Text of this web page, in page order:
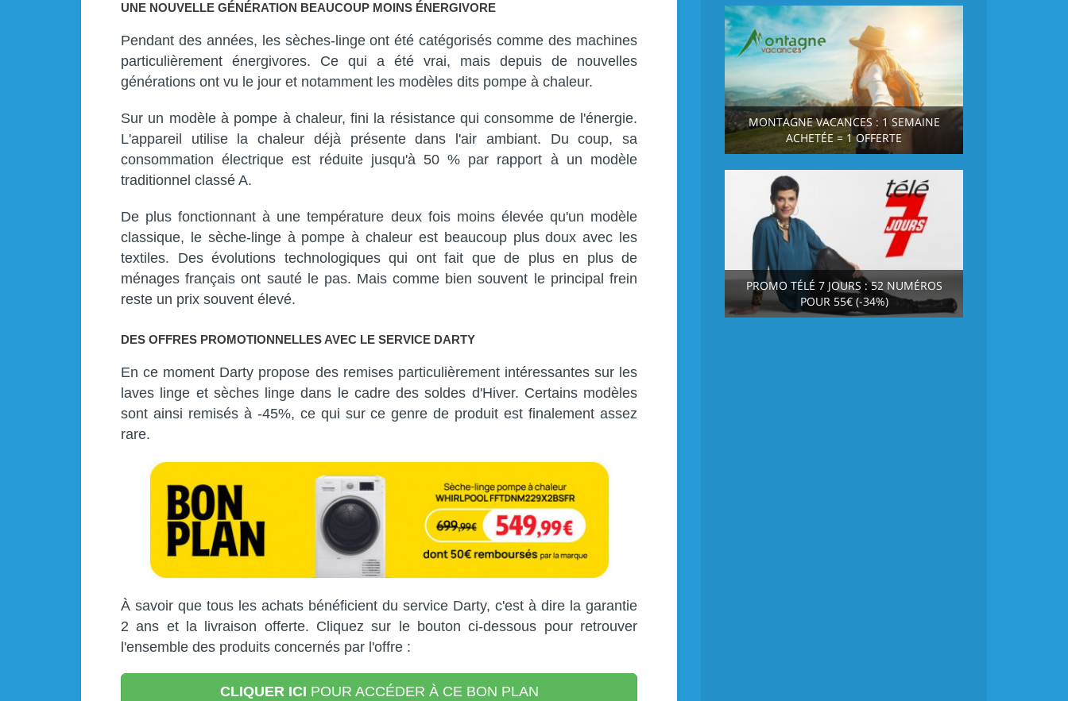
UNE NOUVELLE GÉNÉRATION BEAUCOUP MOINS ÉNERGIVORE
Pendant des années, les sèches-linge ont été catégorisés comme des machines
particulièrement énergivores. Ce qui a été vrai, mais depuis de nouvelles
générations ont vu le jour et notamment les modèles dits pompe à chaleur.
Sur un modèle à pompe à chaleur, fini la résistance qui consomme de l'énergie.
L'appareil utilise la chaleur déjà présente dans l'air ambiant. Du coup, sa
consommation électrique est réduite jusqu'à 50 % par rapport à un modèle
traditionnel classé A.
De plus fonctionnant à une température deux fois moins élevée qu'un modèle
classique, le sèche-linge à pompe à chaleur est beaucoup plus doux avec les
textiles. Des évolutions technologiques qui ont fait que de plus en plus de
ménages français ont sauté le pas. Mais comme bien souvent le principal frein
reste un prix souvent élevé.
DES OFFRES PROMOTIONNELLES AVEC LE SERVICE DARTY
En ce moment Darty propose des remises particulièrement intéressantes sur les
laves linge et sèches linge dans le cadre des soldes d'Hiver. Certains modèles
sont ainsi remisés à -45%, ce qui sur ce genre de produit est finalement assez
rare.
À savoir que tous les achats bénéficient du service Darty, c'est à dire la garantie
2 ans et la livraison offerte. Cliquez sur le bouton ci-dessous pour retrouver
l'ensemble des produits concernés par l'offre :
CLIQUER ICI POUR ACCÉDER À CE BON PLAN
MONTAGNE VACANCES : 1 SEMAINE
ACHETÉE = 1 OFFERTE
PROMO TÉLÉ 7 JOURS : 52 NUMÉROS
POUR 55€ (-34%)